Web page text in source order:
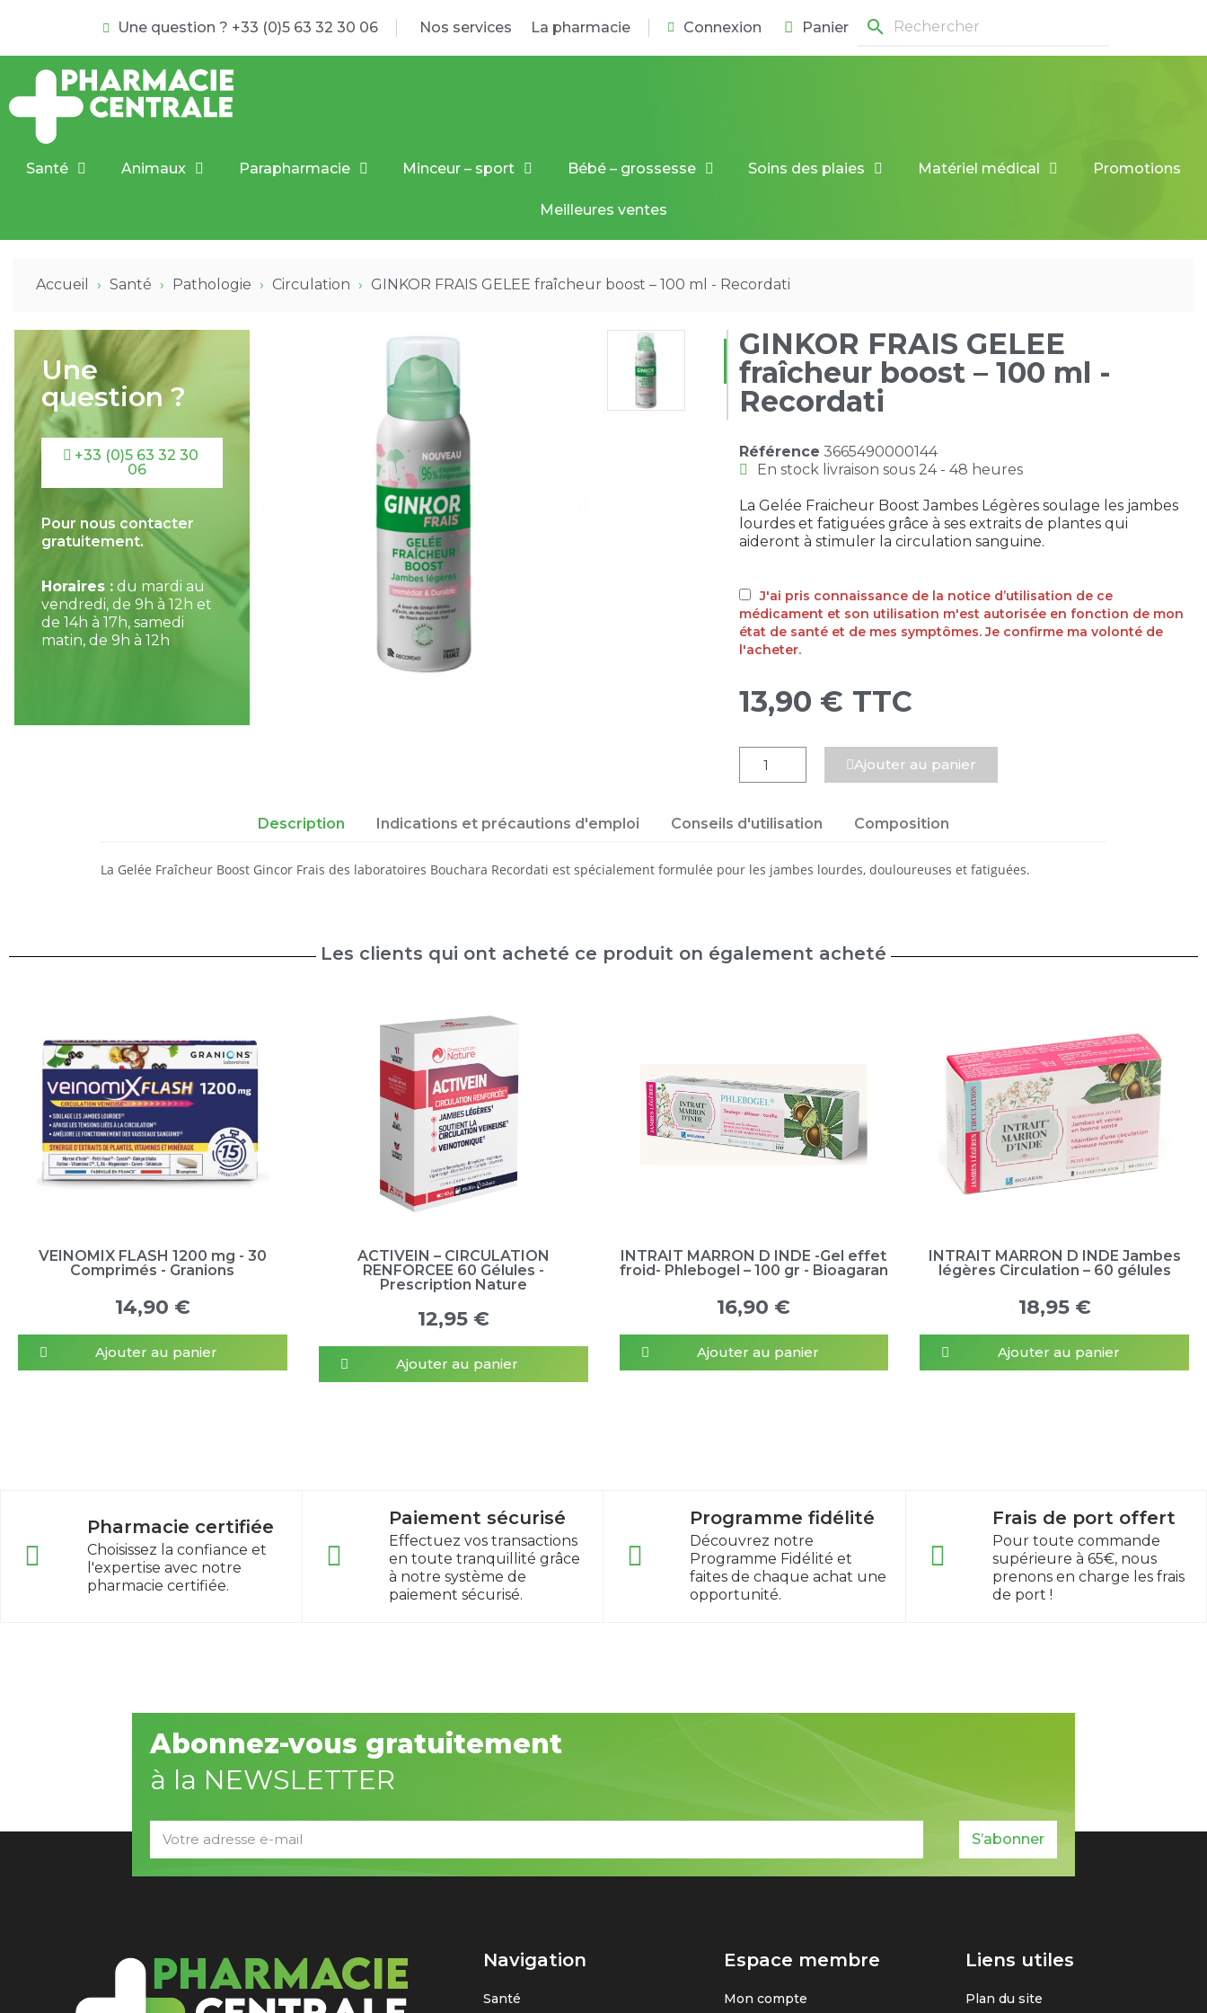
Une question ? +33 (0)5 63 32 30 06 Nos services La pharmacie Connexion Panier search
Santé Animaux Parapharmacie Minceur – sport Bébé – grossesse Soins des plaies Matériel médical Promotions
Meilleures ventes
Accueil Santé Pathologie Circulation GINKOR FRAIS GELEE fraîcheur boost – 100 ml - Recordati
Une
question ?
+33 (0)5 63 32 30
06
Pour nous contacter
gratuitement.
Horaires : du mardi au
vendredi, de 9h à 12h et
de 14h à 17h, samedi
matin, de 9h à 12h
GINKOR FRAIS GELEE
fraîcheur boost – 100 ml -
Recordati
Référence 3665490000144
En stock livraison sous 24 - 48 heures
La Gelée Fraicheur Boost Jambes Légères soulage les jambes
lourdes et fatiguées grâce à ses extraits de plantes qui
aideront à stimuler la circulation sanguine.
J'ai pris connaissance de la notice d’utilisation de ce
médicament et son utilisation m'est autorisée en fonction de mon
état de santé et de mes symptômes. Je confirme ma volonté de
l'acheter.
13,90 € TTC
Ajouter au panier
Description Indications et précautions d'emploi Conseils d'utilisation Composition
La Gelée Fraîcheur Boost Gincor Frais des laboratoires Bouchara Recordati est spécialement formulée pour les jambes lourdes, douloureuses et fatiguées.
Les clients qui ont acheté ce produit on également acheté
VEINOMIX FLASH 1200 mg - 30
Comprimés - Granions
14,90 €
Ajouter au panier
ACTIVEIN – CIRCULATION
RENFORCEE 60 Gélules -
Prescription Nature
12,95 €
Ajouter au panier
INTRAIT MARRON D INDE -Gel effet
froid- Phlebogel – 100 gr - Bioagaran
16,90 €
Ajouter au panier
INTRAIT MARRON D INDE Jambes
légères Circulation – 60 gélules
18,95 €
Ajouter au panier
Pharmacie certifiée
Choisissez la confiance et
l'expertise avec notre
pharmacie certifiée.
Paiement sécurisé
Effectuez vos transactions
en toute tranquillité grâce
à notre système de
paiement sécurisé.
Programme fidélité
Découvrez notre
Programme Fidélité et
faites de chaque achat une
opportunité.
Frais de port offert
Pour toute commande
supérieure à 65€, nous
prenons en charge les frais
de port !
Abonnez-vous gratuitement
à la NEWSLETTER
S’abonner
Navigation
Santé
Espace membre
Mon compte
Liens utiles
Plan du site